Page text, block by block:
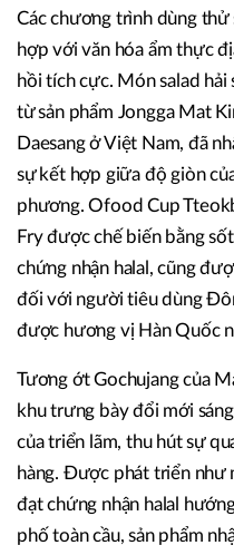
Các chương trình dùng
hợp với văn hóa ẩm thực
hồi tích cực. Món salad
từ sản phẩm Jongga Mat
Daesang ở Việt Nam, đã
sự kết hợp giữa độ giòn
phương. Ofood Cup
Fry được chế biến bằng
chứng nhận halal, cũng
đối với người tiêu dùng
được hương vị Hàn Quốc
Tương ớt Gochujang của
khu trưng bày đổi mới
của triển lãm, thu hút sự
hàng. Được phát triển như
đạt chứng nhận halal
phố toàn cầu, sản phẩm